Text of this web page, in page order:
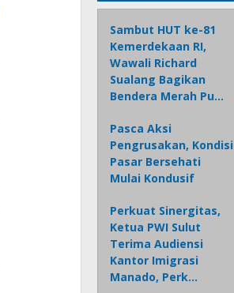
Sambut HUT ke-81
Kemerdekaan RI,
Wawali Richard
Sualang Bagikan
Bendera Merah Pu…
Pasca Aksi
Pengrusakan, Kondisi
Pasar Bersehati
Mulai Kondusif
Perkuat Sinergitas,
Ketua PWI Sulut
Terima Audiensi
Kantor Imigrasi
Manado, Perk…